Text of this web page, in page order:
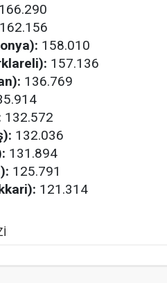
166.290
162.156
158.010
157.136
136.769
132.572
132.036
131.894
125.791
121.314